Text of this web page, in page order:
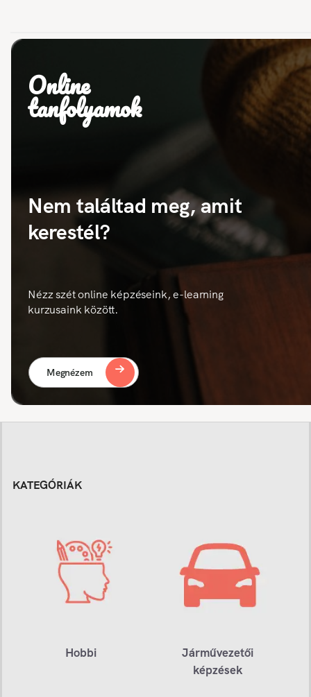
Online
tanfolyamok
Nem találtad meg, amit
kerestél?
Nézz szét online képzéseink, e-learning
kurzusaink között.
Megnézem
KATEGÓRIÁK
Hobbi
Járművezetői
képzések